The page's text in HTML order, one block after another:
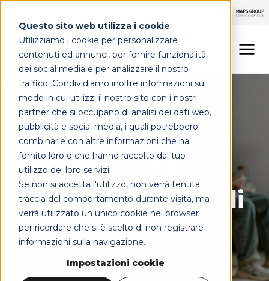
Questo sito web utilizza i cookie
Utilizziamo i cookie per personalizzare
contenuti ed annunci, per fornire funzionalità
dei social media e per analizzare il nostro
traffico. Condividiamo inoltre informazioni sul
modo in cui utilizzi il nostro sito con i nostri
partner che si occupano di analisi dei dati web,
pubblicità e social media, i quali potrebbero
combinarle con altre informazioni che hai
fornito loro o che hanno raccolto dal tuo
utilizzo dei loro servizi.
Se non si accetta l'utilizzo, non verrà tenuta
traccia del comportamento durante visita, ma
verrà utilizzato un unico cookie nel browser
per ricordare che si è scelto di non registrare
informazioni sulla navigazione.
Impostazioni cookie
LINEE DI OFFERTA
MAPS HEALTHCARE
FOCUS
CONTATTI
Liste attesa sanità
Liste d’attesa in
sanità: modelli
organizzativi e
strumenti digitali
per ridurre i
tempi